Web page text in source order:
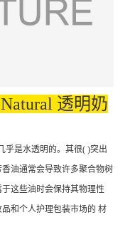
透明奶
乎是水透明的。其很( )突出
油通常会导致许多聚合物树
这些油时会保持其物理性
和个人护理包装市场的 材